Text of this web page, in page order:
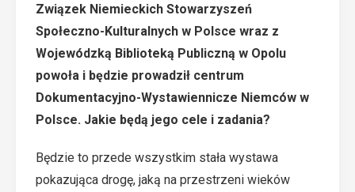
Związek Niemieckich Stowarzyszeń
Społeczno-Kulturalnych w Polsce wraz z
Wojewódzką Biblioteką Publiczną w Opolu
powoła i będzie prowadził centrum
Dokumentacyjno-Wystawiennicze Niemców w
Polsce. Jakie będą jego cele i zadania?
Będzie to przede wszystkim stała wystawa
pokazująca drogę, jaką na przestrzeni wieków